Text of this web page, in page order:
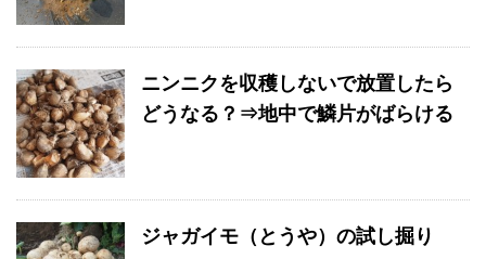
ニンニクを収穫しないで放置したら
どうなる？⇒地中で鱗片がばらける
ジャガイモ（とうや）の試し掘り